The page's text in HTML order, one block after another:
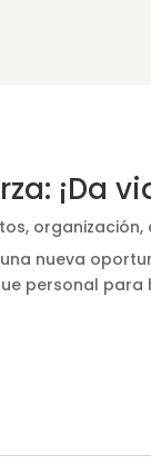
¡Da
nueva
personal para